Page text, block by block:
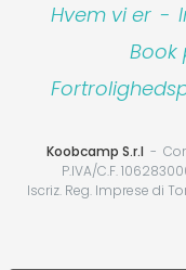
Hvem vi er -
Book
Koobcamp S.r.l
P.IVA/C.F.
Iscriz. Reg. Imprese di